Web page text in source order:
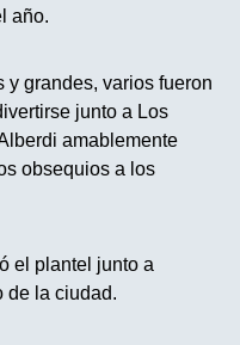
año.
y grandes, varios fueron
junto a Los
amablemente
obsequios a los
el plantel junto a
de la ciudad.